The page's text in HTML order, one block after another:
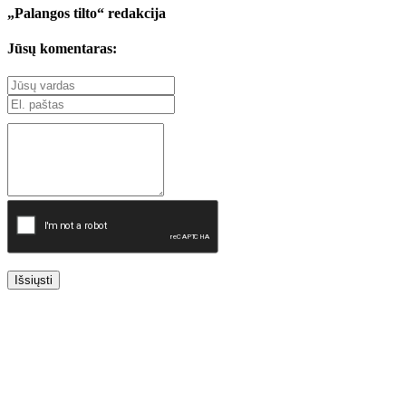
„Palangos tilto“ redakcija
Jūsų komentaras:
Išsiųsti